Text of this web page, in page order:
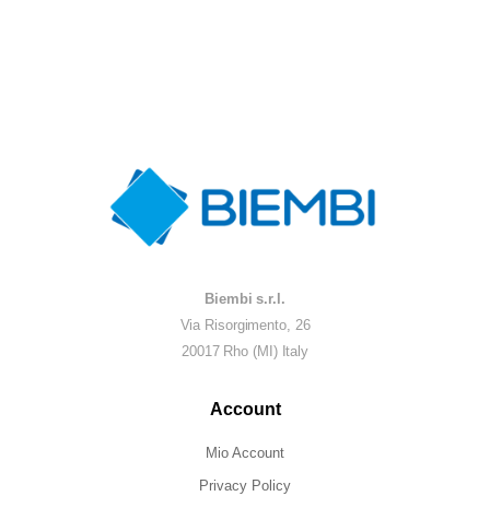
Biembi s.r.l.
Via Risorgimento, 26
20017 Rho (MI) Italy
Account
Mio Account
Privacy Policy